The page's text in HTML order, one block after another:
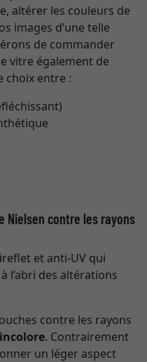
altérer les couleurs de
images d’une telle
de commander
vitre également de
choix entre :
Nielsen contre les rayons
et anti-UV qui
l’abri des altérations
contre les rayons
. Contrairement
un léger aspect